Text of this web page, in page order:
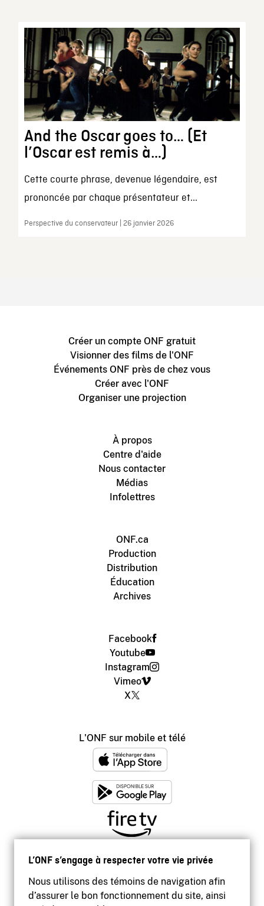
L’ONF s’engage à respecter votre vie privée
Nous utilisons des témoins de navigation afin
d’assurer le bon fonctionnement du site, ainsi
And the Oscar goes to… (Et
l’Oscar est remis à…)
Cette courte phrase, devenue légendaire, est
prononcée par chaque présentateur et...
Perspective du conservateur | 26 janvier 2026
Créer un compte ONF gratuit
Visionner des films de l'ONF
Événements ONF près de chez vous
Créer avec l'ONF
Organiser une projection
À propos
Centre d'aide
Nous contacter
Médias
Infolettres
ONF.ca
Production
Distribution
Éducation
Archives
Facebook
Youtube
Instagram
Vimeo
X
L'ONF sur mobile et télé